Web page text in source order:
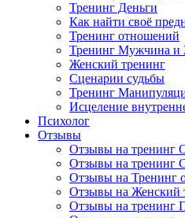
Тренинг Деньги
Как найти своё
Тренинг отношений
Тренинг Мужчина
Женский тренинг
Сценарии судьбы
Тренинг
Исцеление
Психолог
Отзывы
Отзывы на тренинг
Отзывы на тренинг
Отзывы на Тренинг
Отзывы на Женский
Отзывы на тренинг